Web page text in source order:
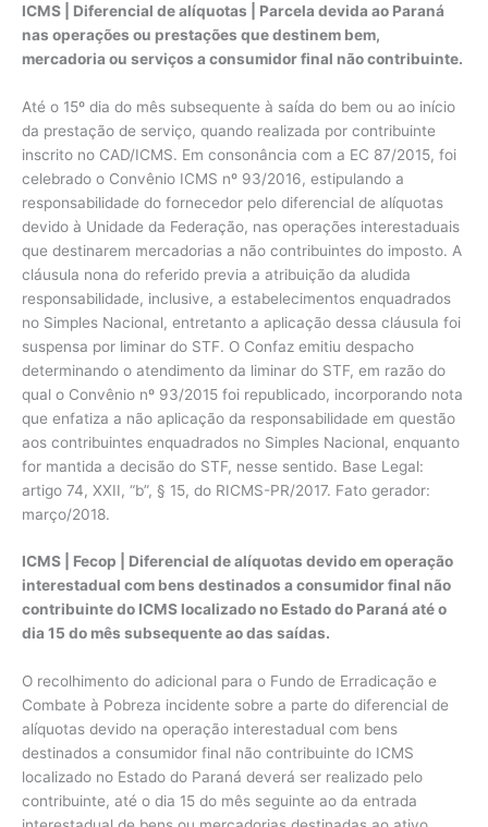
ICMS | Diferencial de alíquotas | Parcela devida ao Paraná
nas operações ou prestações que destinem bem,
mercadoria ou serviços a consumidor final não contribuinte.
Até o 15º dia do mês subsequente à saída do bem ou ao início
da prestação de serviço, quando realizada por contribuinte
inscrito no CAD/ICMS. Em consonância com a EC 87/2015, foi
celebrado o Convênio ICMS nº 93/2016, estipulando a
responsabilidade do fornecedor pelo diferencial de alíquotas
devido à Unidade da Federação, nas operações interestaduais
que destinarem mercadorias a não contribuintes do imposto. A
cláusula nona do referido previa a atribuição da aludida
responsabilidade, inclusive, a estabelecimentos enquadrados
no Simples Nacional, entretanto a aplicação dessa cláusula foi
suspensa por liminar do STF. O Confaz emitiu despacho
determinando o atendimento da liminar do STF, em razão do
qual o Convênio nº 93/2015 foi republicado, incorporando nota
que enfatiza a não aplicação da responsabilidade em questão
aos contribuintes enquadrados no Simples Nacional, enquanto
for mantida a decisão do STF, nesse sentido. Base Legal:
artigo 74, XXII, “b”, § 15, do RICMS-PR/2017. Fato gerador:
março/2018.
ICMS | Fecop | Diferencial de alíquotas devido em operação
interestadual com bens destinados a consumidor final não
contribuinte do ICMS localizado no Estado do Paraná até o
dia 15 do mês subsequente ao das saídas.
O recolhimento do adicional para o Fundo de Erradicação e
Combate à Pobreza incidente sobre a parte do diferencial de
alíquotas devido na operação interestadual com bens
destinados a consumidor final não contribuinte do ICMS
localizado no Estado do Paraná deverá ser realizado pelo
contribuinte, até o dia 15 do mês seguinte ao da entrada